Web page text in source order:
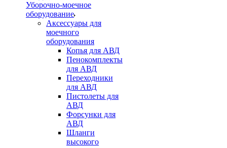
Уборочно-моечное
оборудование
Аксессуары для
моечного
оборудования
Копья для АВД
Пенокомплекты
для АВД
Переходники
для АВД
Пистолеты для
АВД
Форсунки для
АВД
Шланги
высокого